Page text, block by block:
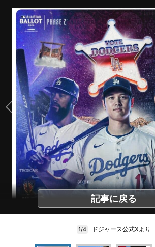
記事に戻る
1/4 ドジャース公式Xより